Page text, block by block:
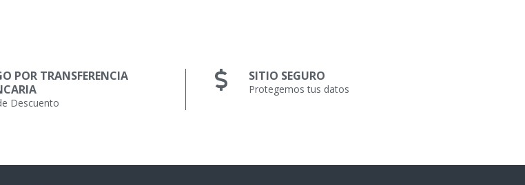
POR TRANSFERENCIA
Descuento
SITIO SEGURO
Protegemos tus datos